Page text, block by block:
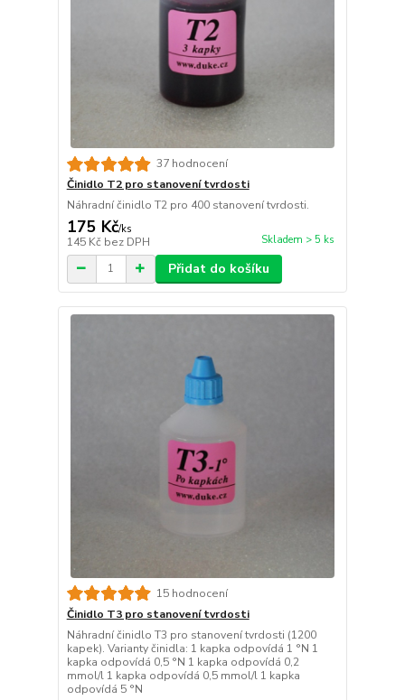
37 hodnocení
Činidlo T2 pro stanovení tvrdosti
Náhradní činidlo T2 pro 400 stanovení tvrdosti.
175 Kč/ks
145 Kč bez DPH Skladem > 5 ks
Přidat do košíku
15 hodnocení
Činidlo T3 pro stanovení tvrdosti
Náhradní činidlo T3 pro stanovení tvrdosti (1200
kapek). Varianty činidla: 1 kapka odpovídá 1 °N 1
kapka odpovídá 0,5 °N 1 kapka odpovídá 0,2
mmol/l 1 kapka odpovídá 0,5 mmol/l 1 kapka
odpovídá 5 °N